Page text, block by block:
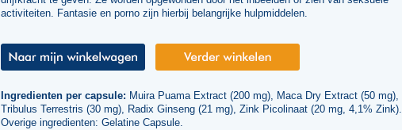
activiteiten. Fantasie en porno zijn hierbij belangrijke hulpmiddelen.
Ingredienten per capsule: Muira Puama Extract (200 mg), Maca Dry Extract (50 mg),
Tribulus Terrestris (30 mg), Radix Ginseng (21 mg), Zink Picolinaat (20 mg, 4,1% Zink).
Overige ingredienten: Gelatine Capsule.